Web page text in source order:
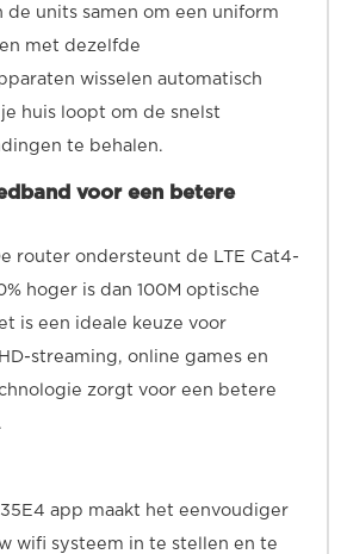
de units samen om een uniform
met dezelfde
wisselen automatisch
huis loopt om de snelst
te behalen.
voor een betere
router ondersteunt de LTE Cat4-
hoger is dan 100M optische
is een ideale keuze voor
streaming, online games en
zorgt voor een betere
app maakt het eenvoudiger
wifi systeem in te stellen en te